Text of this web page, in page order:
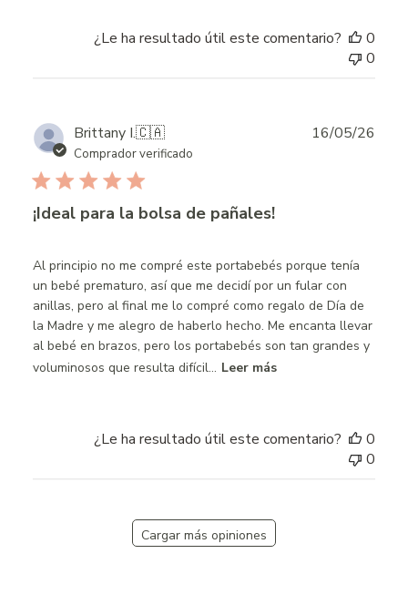
¿Le ha resultado útil este comentario?
0
0
Brittany I.🇨🇦
Comprador verificado
¡Ideal para la bolsa de pañales!
Al principio no me compré este portabebés porque tenía
un bebé prematuro, así que me decidí por un fular con
anillas, pero al final me lo compré como regalo de Día de
la Madre y me alegro de haberlo hecho. Me encanta llevar
al bebé en brazos, pero los portabebés son tan grandes y
voluminosos que resulta difícil... Leer más
16/05/26
¿Le ha resultado útil este comentario?
0
0
Cargar más opiniones